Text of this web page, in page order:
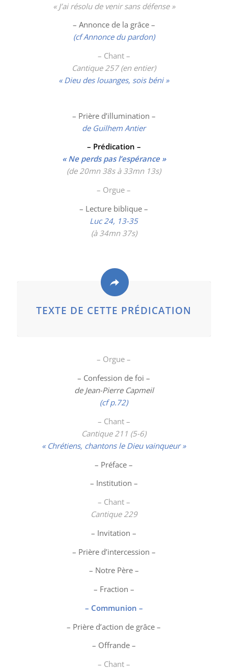
« J’ai résolu de venir sans défense »
– Annonce de la grâce –
(cf Annonce du pardon)
– Chant –
Cantique 257 (en entier)
« Dieu des louanges, sois béni »
– Prière d’illumination –
de Guilhem Antier
– Prédication –
« Ne perds pas l’espérance »
(de 20mn 38s à 33mn 13s)
– Orgue –
– Lecture biblique –
Luc 24, 13-35
(à 34mn 37s)
TEXTE DE CETTE PRÉDICATION
– Orgue –
– Confession de foi –
de Jean-Pierre Capmeil
(cf p.72)
– Chant –
Cantique 211 (5-6)
« Chrétiens, chantons le Dieu vainqueur »
– Préface –
– Institution –
– Chant –
Cantique 229
– Invitation –
– Prière d’intercession –
– Notre Père –
– Fraction –
– Communion –
– Prière d’action de grâce –
– Offrande –
– Chant –